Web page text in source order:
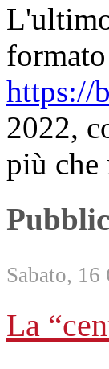
https://
2022,
più
Sabato,
La